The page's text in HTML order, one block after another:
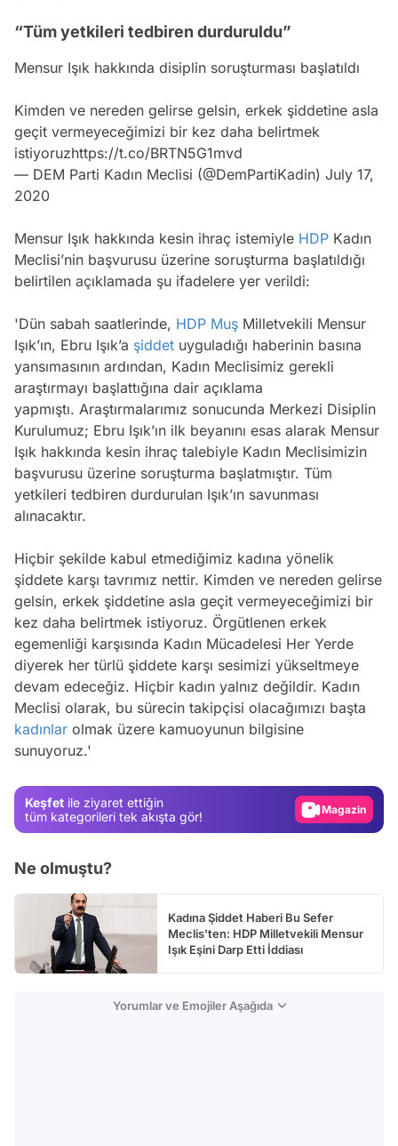
“Tüm yetkileri tedbiren durduruldu”
Mensur Işık hakkında disiplin soruşturması başlatıldı
Kimden ve nereden gelirse gelsin, erkek şiddetine asla
geçit vermeyeceğimizi bir kez daha belirtmek
istiyoruzhttps://t.co/BRTN5G1mvd
— DEM Parti Kadın Meclisi (@DemPartiKadin) July 17,
2020
Mensur Işık hakkında kesin ihraç istemiyle HDP Kadın
Meclisi’nin başvurusu üzerine soruşturma başlatıldığı
belirtilen açıklamada şu ifadelere yer verildi:
'Dün sabah saatlerinde, HDP Muş Milletvekili Mensur
Işık’ın, Ebru Işık’a şiddet uyguladığı haberinin basına
yansımasının ardından, Kadın Meclisimiz gerekli
araştırmayı başlattığına dair açıklama
yapmıştı. Araştırmalarımız sonucunda Merkezi Disiplin
Kurulumuz; Ebru Işık’ın ilk beyanını esas alarak Mensur
Işık hakkında kesin ihraç talebiyle Kadın Meclisimizin
başvurusu üzerine soruşturma başlatmıştır. Tüm
yetkileri tedbiren durdurulan Işık’ın savunması
alınacaktır.
Hiçbir şekilde kabul etmediğimiz kadına yönelik
şiddete karşı tavrımız nettir. Kimden ve nereden gelirse
gelsin, erkek şiddetine asla geçit vermeyeceğimizi bir
kez daha belirtmek istiyoruz. Örgütlenen erkek
egemenliği karşısında Kadın Mücadelesi Her Yerde
diyerek her türlü şiddete karşı sesimizi yükseltmeye
devam edeceğiz. Hiçbir kadın yalnız değildir. Kadın
Meclisi olarak, bu sürecin takipçisi olacağımızı başta
kadınlar olmak üzere kamuoyunun bilgisine
sunuyoruz.'
Keşfet ile ziyaret ettiğin
tüm kategorileri tek akışta gör!
Video
Magazin
Video
Ne olmuştu?
Kadına Şiddet Haberi Bu Sefer
Meclis'ten: HDP Milletvekili Mensur
Işık Eşini Darp Etti İddiası
Yorumlar ve Emojiler Aşağıda